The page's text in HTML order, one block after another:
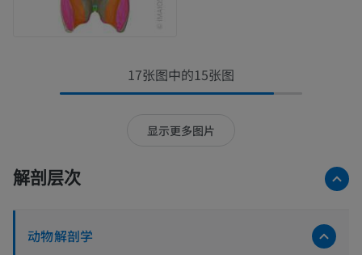
17张图中的15张图
显示更多图片
解剖层次
动物解剖学